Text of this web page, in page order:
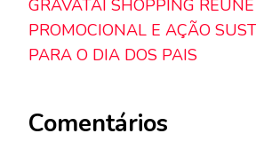
GRAVATAÍ SHOPPING
PROMOCIONAL E AÇÃO
PARA O DIA DOS PAIS
Comentários